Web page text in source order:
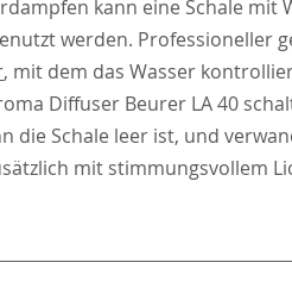
kann eine Schale mit
werden. Professioneller
, mit dem das Wasser
Diffuser Beurer LA 40
die Schale leer ist, und
mit stimmungsvollem